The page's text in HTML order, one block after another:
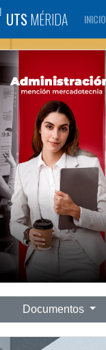
UTS MÉRIDA INICIO
Documentos